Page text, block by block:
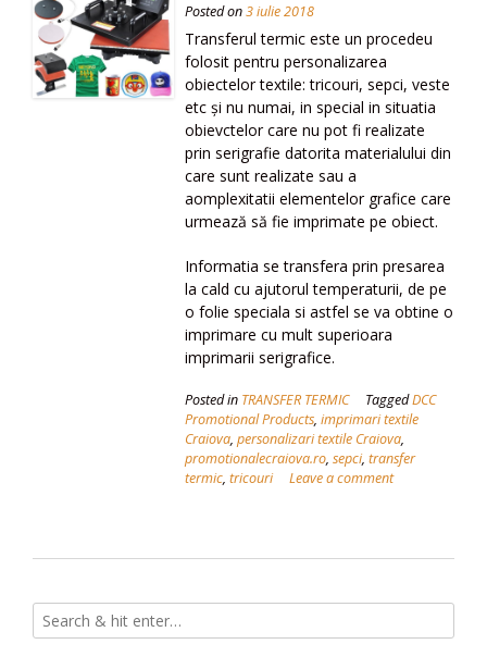
Posted on3 iulie 2018
Transferul termic este un procedeu
folosit pentru personalizarea
obiectelor textile: tricouri, sepci, veste
etc și nu numai, in special in situatia
obievctelor care nu pot fi realizate
prin serigrafie datorita materialului din
care sunt realizate sau a
aomplexitatii elementelor grafice care
urmează să fie imprimate pe obiect.
Informatia se transfera prin presarea
la cald cu ajutorul temperaturii, de pe
o folie speciala si astfel se va obtine o
imprimare cu mult superioara
imprimarii serigrafice.
Posted in TRANSFER TERMIC TaggedDCC
Promotional Products, imprimari textile
Craiova, personalizari textile Craiova,
promotionalecraiova.ro, sepci, transfer
termic, tricouri Leave a comment